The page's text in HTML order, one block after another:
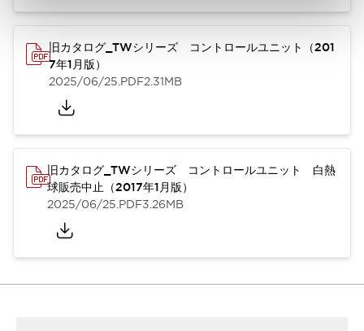
旧カタログ_TWシリーズ コントロールユニット（201
7年1月版）
2025/06/25.PDF2.31MB
旧カタログ_TWシリーズ コントロールユニット 白熱
球販売中止（2017年1月版）
2025/06/25.PDF3.26MB